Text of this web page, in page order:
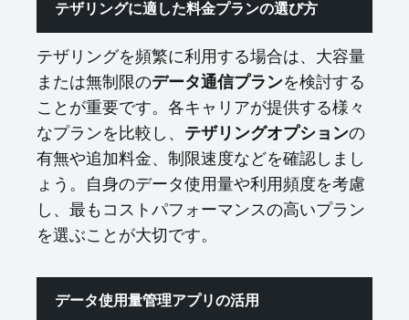
テザリングに適した料金プランの選び方
テザリングを頻繁に利用する場合は、大容量
または無制限のデータ通信プランを検討する
ことが重要です。各キャリアが提供する様々
なプランを比較し、 テザリングオプションの
有無や追加料金、制限速度などを確認しまし
ょう。自身のデータ使用量や利用頻度を考慮
し、最もコストパフォーマンスの高いプラン
を選ぶことが大切です。
データ使用量管理アプリの活用